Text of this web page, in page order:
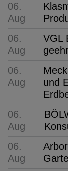
06.
Aug
06.
Aug
VGL
06.
Aug
und
06.
Aug
06.
Aug